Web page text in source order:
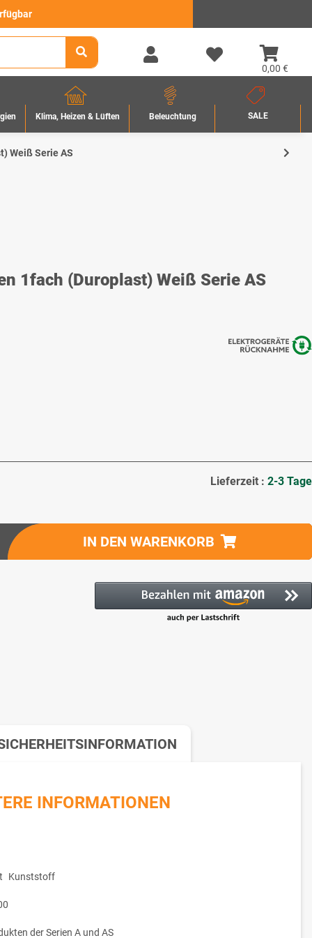
0,00 €
Klima, Heizen & Lüften Beleuchtung SALE
Weiß Serie AS
1fach (Duroplast) Weiß Serie AS
Lieferzeit : 2-3 Tage
IN DEN WARENKORB
INFORMATIONEN
Kunststoff
der Serien A und AS